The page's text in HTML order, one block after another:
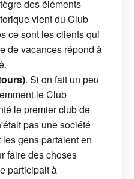
des éléments
vient du Club
ce sont les clients qui
de vacances répond à
. Si on fait un peu
le Club
le premier club de
pas une société
gens partaient en
faire des choses
participait à